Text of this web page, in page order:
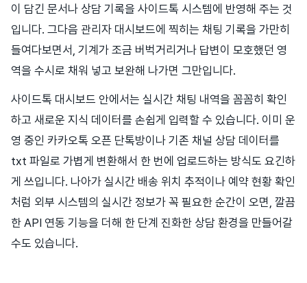
이 담긴 문서나 상담 기록을 사이드톡 시스템에 반영해 주는 것
입니다. 그다음 관리자 대시보드에 찍히는 채팅 기록을 가만히
들여다보면서, 기계가 조금 버벅거리거나 답변이 모호했던 영
역을 수시로 채워 넣고 보완해 나가면 그만입니다.
사이드톡 대시보드 안에서는 실시간 채팅 내역을 꼼꼼히 확인
하고 새로운 지식 데이터를 손쉽게 입력할 수 있습니다. 이미 운
영 중인 카카오톡 오픈 단톡방이나 기존 채널 상담 데이터를
txt 파일로 가볍게 변환해서 한 번에 업로드하는 방식도 요긴하
게 쓰입니다. 나아가 실시간 배송 위치 추적이나 예약 현황 확인
처럼 외부 시스템의 실시간 정보가 꼭 필요한 순간이 오면, 깔끔
한 API 연동 기능을 더해 한 단계 진화한 상담 환경을 만들어갈
수도 있습니다.